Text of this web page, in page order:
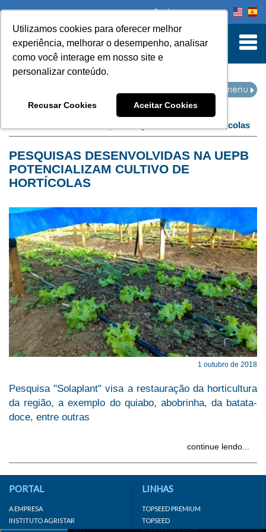
Utilizamos cookies para oferecer melhor
experiência, melhorar o desempenho, analisar
como você interage em nosso site e
personalizar conteúdo.
Recusar Cookies Aceitar Cookies
to Content
Onde comprar
hortcod-iacute;colas
PESQUISAS DESENVOLVIDAS NA UEPB
POTENCIALIZAM CULTIVO DE
HORTÍCOLAS
1 outubro de 2018
Pesquisa "Solaplant" visa a restauração da horticultura
da região, a exemplo do quiabo, abobrinha, da batata-
doce, entre outras
continue lendo...
PORTAL
A EMPRESA
INSTITUTO AGRISTAR
LINHAS
TOPSEED PREMIUM
TOPSEED